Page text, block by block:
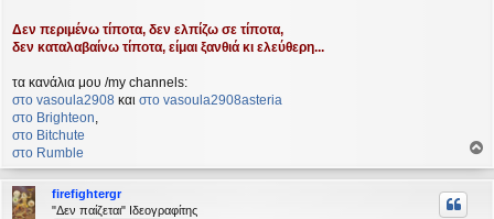
Δεν περιμένω τίποτα, δεν ελπίζω σε τίποτα,
δεν καταλαβαίνω τίποτα, είμαι ξανθιά κι ελεύθερη...
τα κανάλια μου /my channels:
στο vasoula2908 και στο vasoula2908asteria
στο Βrighteon,
στο Bitchute
στο Rumble
ο
ρ
firefightergr
"Δεν παίζεται" Ιδεογραφίτης